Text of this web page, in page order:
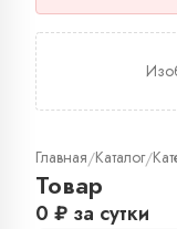
Главная/Каталог/
Товар
0 ₽ за сутки